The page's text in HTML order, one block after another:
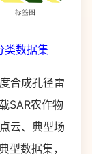
类数据集
合成孔径雷
SAR农作物
云、典型场
型数据集，